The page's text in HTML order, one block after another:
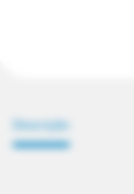
Descrição